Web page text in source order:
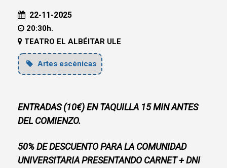
22-11-2025
20:30h.
TEATRO EL ALBÉITAR ULE
Artes escénicas
ENTRADAS (10€) EN TAQUILLA 15 MIN ANTES
DEL COMIENZO.
50% DE DESCUENTO PARA LA COMUNIDAD
UNIVERSITARIA PRESENTANDO CARNET + DNI